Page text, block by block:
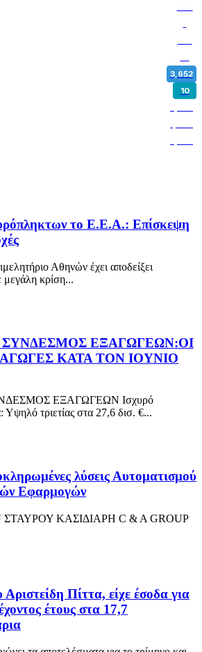
3,652
10
το Ε.Ε.Α.: Επίσκεψη
Αθηνών έχει αποδείξει
μεγάλη κρίση...
ΕΞΑΓΩΓΕΩΝ:ΟΙ
ΚΑΤΑ ΤΟΝ ΙΟΥΝΙΟ
ΕΞΑΓΩΓΕΩΝ Ισχυρό
τριετίας στα 27,6 δισ. €...
λύσεις Αυτοματισμού
Εφαρμογών
ΚΑΣΙΔΙΑΡΗ C & A GROUP
Πίττα, είχε έσοδα για
έτους στα 17,7